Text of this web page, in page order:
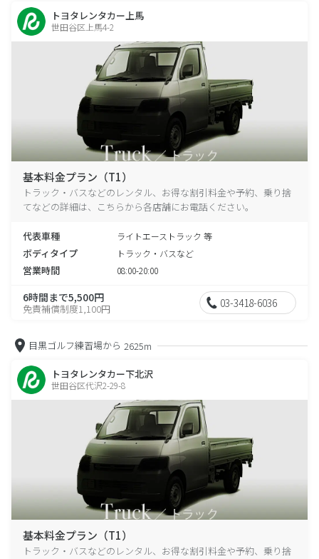
トヨタレンタカー上馬
世田谷区上馬4-2
基本料金プラン（T1）
トラック・バスなどのレンタル、お得な割引料金や予約、乗り捨
てなどの詳細は、こちらから各店舗にお電話ください。
代表車種 ライトエーストラック 等
ボディタイプ トラック・バスなど
営業時間 08:00-20:00
6時間まで5,500円
免責補償制度1,100円 03-3418-6036
目黒ゴルフ練習場から 2625m
トヨタレンタカー下北沢
世田谷区代沢2-29-8
基本料金プラン（T1）
トラック・バスなどのレンタル、お得な割引料金や予約、乗り捨